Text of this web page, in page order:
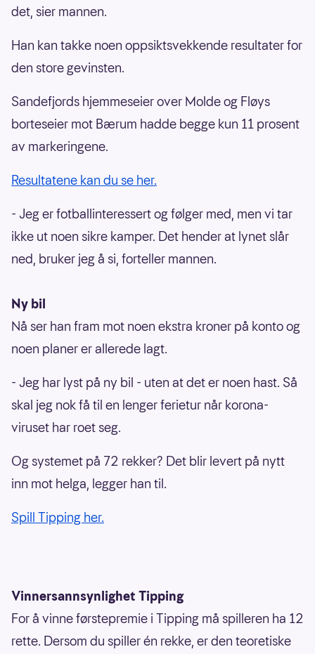
det, sier mannen.
Han kan takke noen oppsiktsvekkende resultater for
den store gevinsten.
Sandefjords hjemmeseier over Molde og Fløys
borteseier mot Bærum hadde begge kun 11 prosent
av markeringene.
Resultatene kan du se her.
- Jeg er fotballinteressert og følger med, men vi tar
ikke ut noen sikre kamper. Det hender at lynet slår
ned, bruker jeg å si, forteller mannen.
Ny bil
Nå ser han fram mot noen ekstra kroner på konto og
noen planer er allerede lagt.
- Jeg har lyst på ny bil - uten at det er noen hast. Så
skal jeg nok få til en lenger ferietur når korona-
viruset har roet seg.
Og systemet på 72 rekker? Det blir levert på nytt
inn mot helga, legger han til.
Spill Tipping her.
Vinnersannsynlighet Tipping
For å vinne førstepremie i Tipping må spilleren ha 12
rette. Dersom du spiller én rekke, er den teoretiske